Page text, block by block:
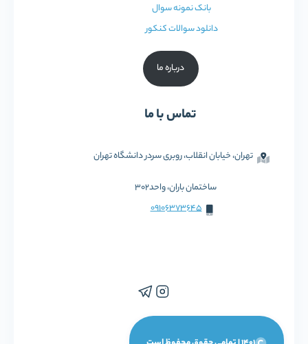
بانک نمونه سوال
دانلود سوالات کنکور
درباره ما
تماس با ما
تهران، خیابان انقلاب، روبری سردر دانشگاه تهران
ساختمان باران، واحد302
09106373645